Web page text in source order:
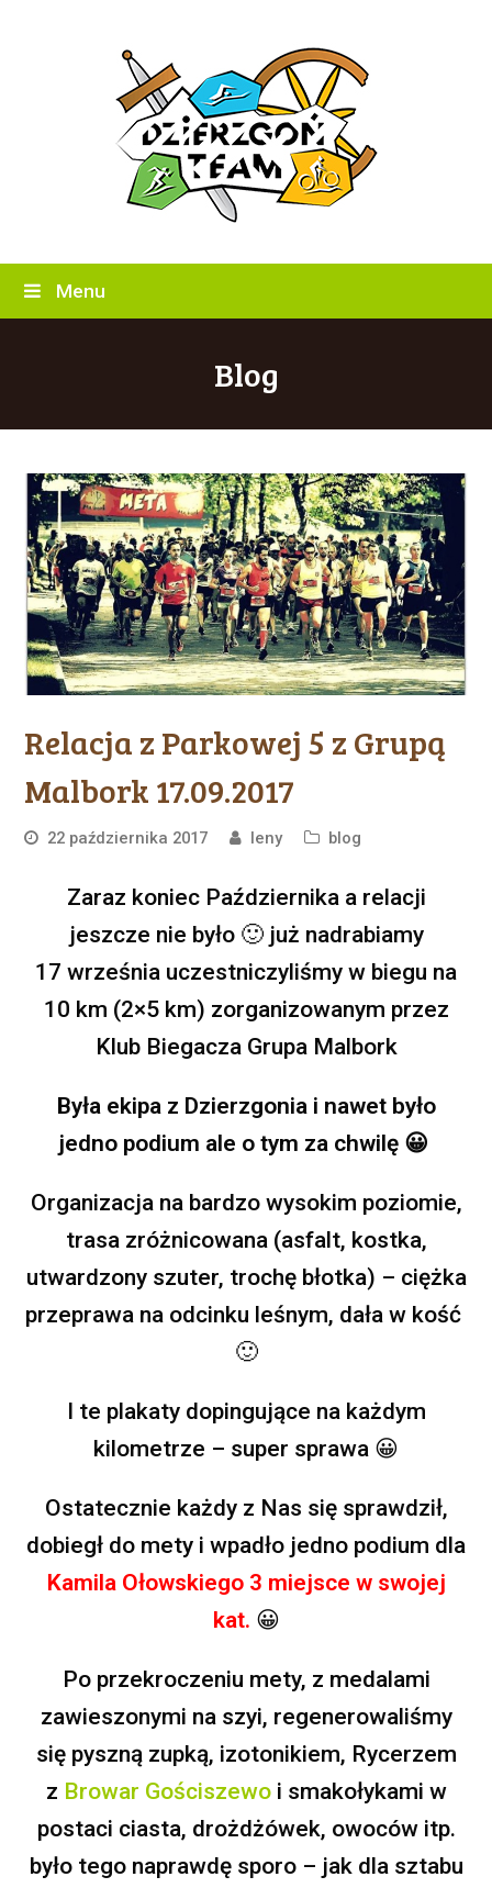
Menu
Blog
Relacja z Parkowej 5 z Grupą
Malbork 17.09.2017
22 października 2017 leny blog
Zaraz koniec Października a relacji
jeszcze nie było 🙂już nadrabiamy
17 września uczestniczyliśmy w biegu na
10 km (2×5 km) zorganizowanym przez
Klub Biegacza Grupa Malbork
Była ekipa z Dzierzgonia i nawet było
jedno podium ale o tym za chwilę 😀
Organizacja na bardzo wysokim poziomie,
trasa zróżnicowana (asfalt, kostka,
utwardzony szuter, trochę błotka) – ciężka
przeprawa na odcinku leśnym, dała w kość
🙂
I te plakaty dopingujące na każdym
kilometrze – super sprawa 😀
Ostatecznie każdy z Nas się sprawdził,
dobiegł do mety i wpadło jedno podium dla
Kamila Ołowskiego 3 miejsce w swojej
kat. 😀
Po przekroczeniu mety, z medalami
zawieszonymi na szyi, regenerowaliśmy
się pyszną zupką, izotonikiem, Rycerzem
z Browar Gościszewoi smakołykami w
postaci ciasta, drożdżówek, owoców itp.
było tego naprawdę sporo – jak dla sztabu